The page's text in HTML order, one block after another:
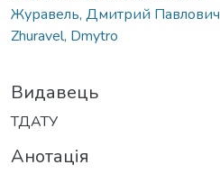
Журавель, Дмитрий Павлович
Zhuravel, Dmytro
Видавець
ТДАТУ
Анотація